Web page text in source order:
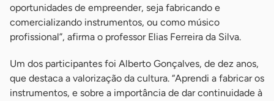
oportunidades de empreender, seja fabricando e
comercializando instrumentos, ou como músico
profissional”, afirma o professor Elias Ferreira da Silva.
Um dos participantes foi Alberto Gonçalves, de dez anos,
que destaca a valorização da cultura. “Aprendi a fabricar os
instrumentos, e sobre a importância de dar continuidade à